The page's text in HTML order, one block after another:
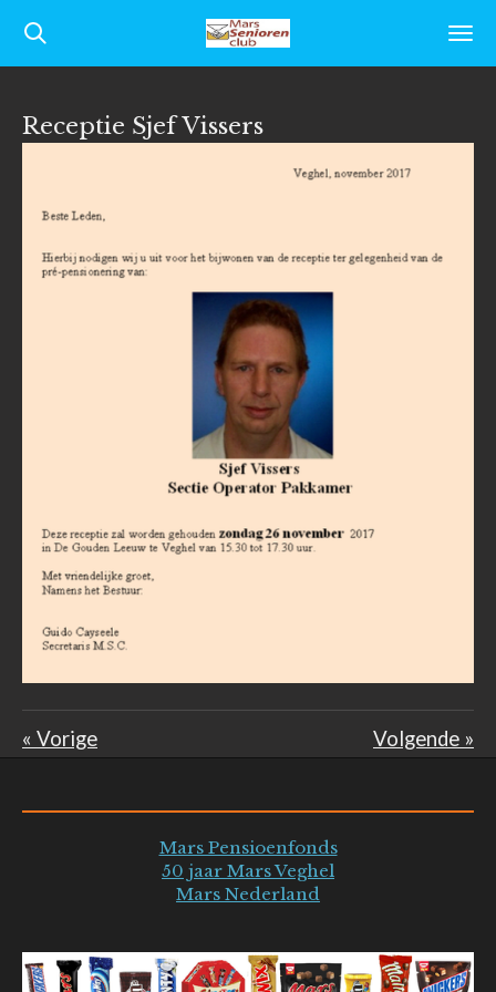
Ga
direct
de
Receptie Sjef Vissers
« Vorige Volgende »
Mars Pensioenfonds
50 jaar Mars Veghel
Mars Nederland